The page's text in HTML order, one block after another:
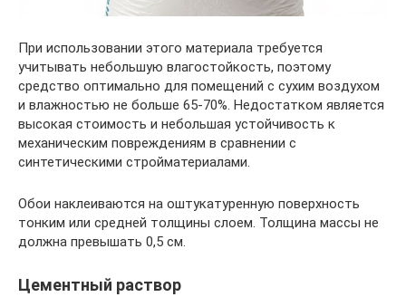
При использовании этого материала требуется
учитывать небольшую влагостойкость, поэтому
средство оптимально для помещений с сухим воздухом
и влажностью не больше 65-70%. Недостатком является
высокая стоимость и небольшая устойчивость к
механическим повреждениям в сравнении с
синтетическими стройматериалами.
Обои наклеиваются на оштукатуренную поверхность
тонким или средней толщины слоем. Толщина массы не
должна превышать 0,5 см.
Цементный раствор